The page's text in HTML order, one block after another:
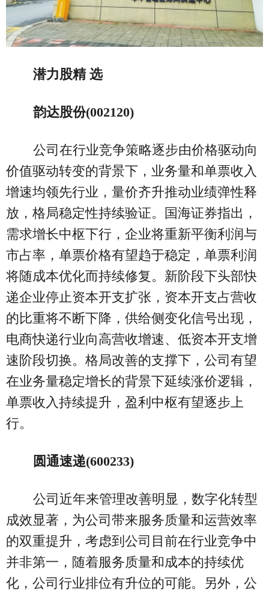
潜力股精 选
韵达股份(002120)
公司在行业竞争策略逐步由价格驱动向
价值驱动转变的背景下，业务量和单票收入
增速均领先行业，量价齐升推动业绩弹性释
放，格局稳定性持续验证。国海证券指出，
需求增长中枢下行，企业将重新平衡利润与
市占率，单票价格有望趋于稳定，单票利润
将随成本优化而持续修复。新阶段下头部快
递企业停止资本开支扩张，资本开支占营收
的比重将不断下降，供给侧变化信号出现，
电商快递行业向高营收增速、低资本开支增
速阶段切换。格局改善的支撑下，公司有望
在业务量稳定增长的背景下延续涨价逻辑，
单票收入持续提升，盈利中枢有望逐步上
行。
圆通速递(600233)
公司近年来管理改善明显，数字化转型
成效显著，为公司带来服务质量和运营效率
的双重提升，考虑到公司目前在行业竞争中
并非第一，随着服务质量和成本的持续优
化，公司行业排位有升位的可能。另外，公